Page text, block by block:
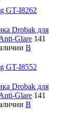
GT-I8262
Drobak для
Glare 141
В
GT-I8552
Drobak для
Glare 141
В